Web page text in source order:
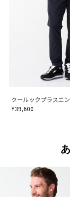
クールックプラスエ
¥39,600